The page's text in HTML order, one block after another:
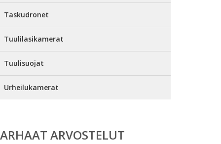
Taskudronet
Tuulilasikamerat
Tuulisuojat
Urheilukamerat
ARVOSTELUT